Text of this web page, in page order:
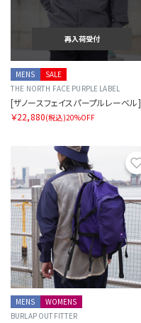
再入荷受付
SALE
MENS
THE NORTH FACE PURPLE LABEL
￥22,880(税込)20%OFF
MENS
WOMENS
BURLAP OUTFITTER